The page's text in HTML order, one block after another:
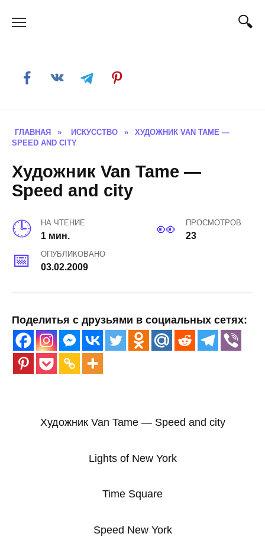
ГЛАВНАЯ » ИСКУССТВО »
ХУДОЖНИК VAN TAME —
SPEED AND CITY
Художник Van Tame —
Speed and city
НА ЧТЕНИЕ
1 мин.
ПРОСМОТРОВ
23
ОПУБЛИКОВАНО
03.02.2009
Поделитья с друзьями в социальных сетях:
Художник Van Tame — Speed and city
Lights of New York
Time Square
Speed New York